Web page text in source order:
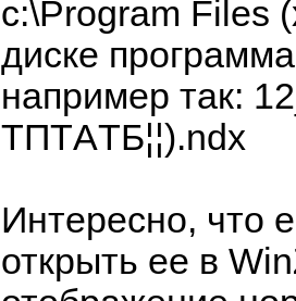
c:\Program Files
диске
например так:
TПTАTБ¦¦).ndx
Интересно, что
открыть ее в